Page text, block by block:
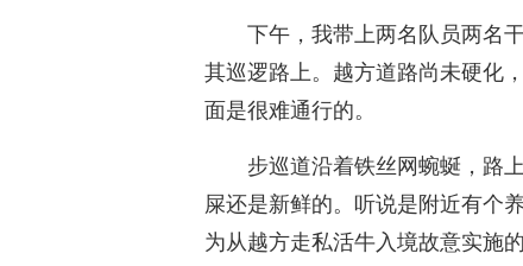
下午，我带上两名队员两名
其巡逻路上。越方道路尚未硬化
面是很难通行的。
步巡道沿着铁丝网蜿蜒，路
屎还是新鲜的。听说是附近有个
为从越方走私活牛入境故意实施